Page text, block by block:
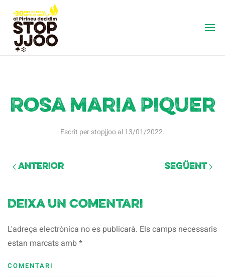
Rosa Maria Piquer
Escrit perstopjjooal13/01/2022.
Anterior Següent
Deixa un comentari
L'adreça electrònica no es publicarà. Els camps necessaris
estan marcats amb*
COMENTARI